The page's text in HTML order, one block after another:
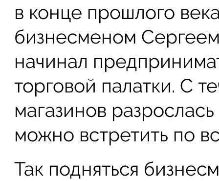
в конце прошлого
бизнесменом
начинал
торговой палатки. С
магазинов
можно встретить по
Так подняться